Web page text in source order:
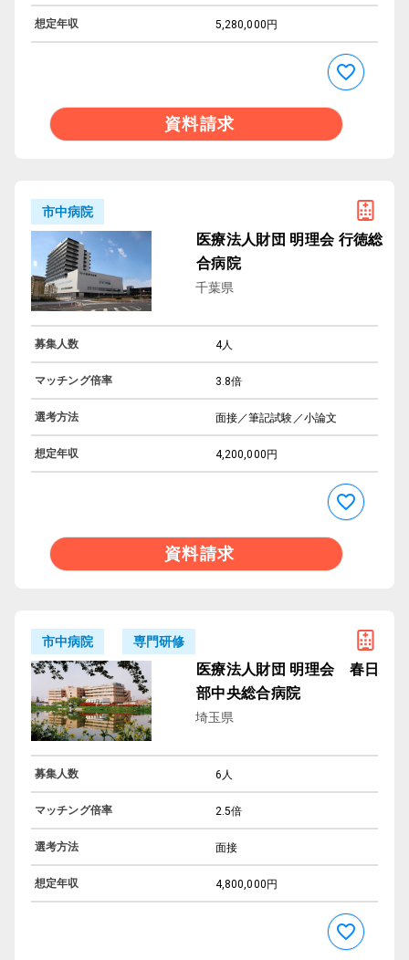
想定年収 5,280,000円
資料請求
市中病院
医療法人財団 明理会 行徳総
合病院
千葉県
募集人数 4人
マッチング倍率 3.8倍
選考方法 面接／筆記試験／小論文
想定年収 4,200,000円
資料請求
市中病院 専門研修
医療法人財団 明理会 春日
部中央総合病院
埼玉県
募集人数 6人
マッチング倍率 2.5倍
選考方法 面接
想定年収 4,800,000円